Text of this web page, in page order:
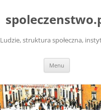
Ludzie, struktura społeczna,
Menu